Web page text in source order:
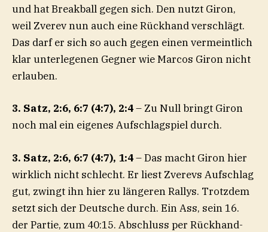
und hat Breakball gegen sich. Den nutzt Giron,
weil Zverev nun auch eine Rückhand verschlägt.
Das darf er sich so auch gegen einen vermeintlich
klar unterlegenen Gegner wie Marcos Giron nicht
erlauben.
3. Satz, 2:6, 6:7 (4:7), 2:4– Zu Null bringt Giron
noch mal ein eigenes Aufschlagspiel durch.
3. Satz, 2:6, 6:7 (4:7), 1:4– Das macht Giron hier
wirklich nicht schlecht. Er liest Zverevs Aufschlag
gut, zwingt ihn hier zu längeren Rallys. Trotzdem
setzt sich der Deutsche durch. Ein Ass, sein 16.
der Partie, zum 40:15. Abschluss per Rückhand-